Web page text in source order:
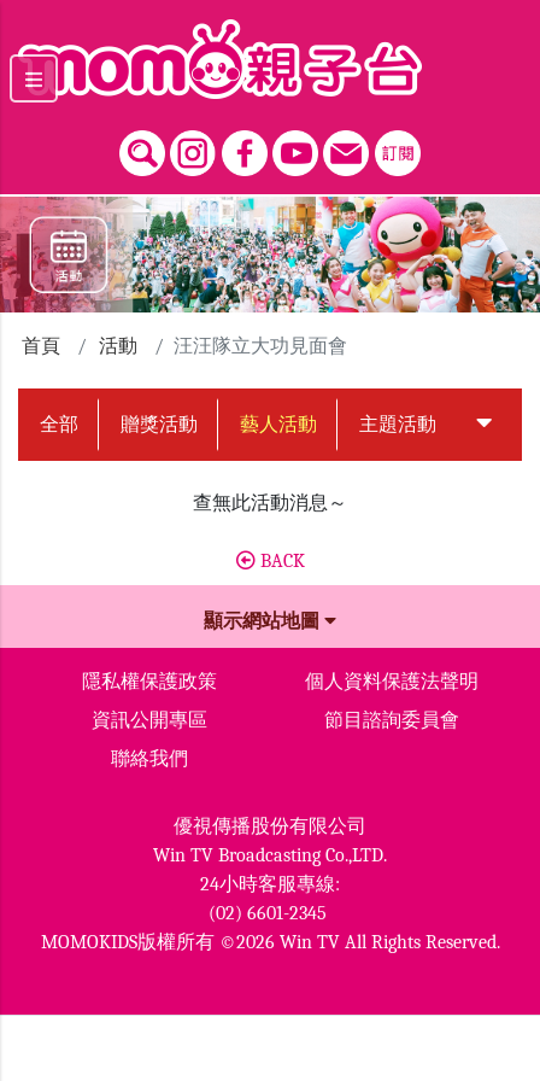
首頁 活動 汪汪隊立大功見面會
全部 贈獎活動 藝人活動 主題活動 中獎名
查無此活動消息～
BACK
顯示網站地圖
隱私權保護政策
個人資料保護法聲明
資訊公開專區
節目諮詢委員會
聯絡我們
優視傳播股份有限公司
Win TV Broadcasting Co.,LTD.
24小時客服專線:
(02) 6601-2345
MOMOKIDS版權所有 ©2026 Win TV All Rights Reserved.